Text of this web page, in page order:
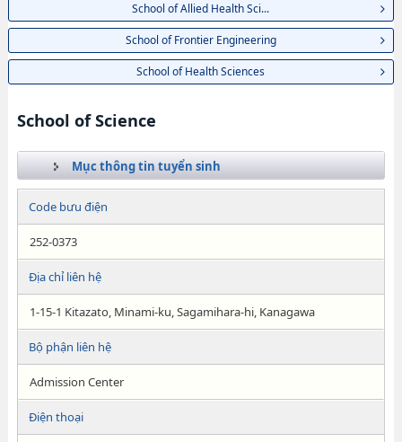
School of Allied Health Sci...
School of Frontier Engineering
School of Health Sciences
School of Science
Mục thông tin tuyển sinh
Code bưu điện
252-0373
Địa chỉ liên hệ
1-15-1 Kitazato, Minami-ku, Sagamihara-hi, Kanagawa
Bộ phận liên hệ
Admission Center
Điện thoại